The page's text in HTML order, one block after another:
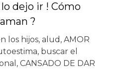
dejo ir ! Cómo
?
los hijos, alud , AMOR
, buscar el
, CANSADO DE DAR